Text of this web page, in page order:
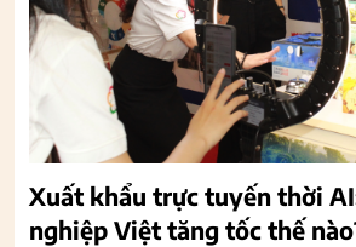
Xuất khẩu trực tuyến thời
nghiệp Việt tăng tốc thế